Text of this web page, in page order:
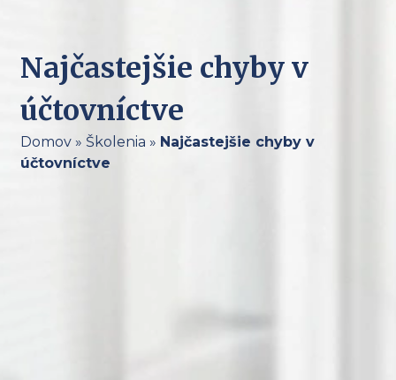
Najčastejšie chyby v
účtovníctve
Domov» Školenia » Najčastejšie chyby v
účtovníctve